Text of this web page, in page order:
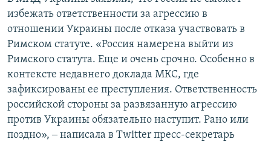
избежать ответственности за агрессию в
отношении Украины после отказа участвовать в
Римском статуте. «Россия намерена выйти из
Римского статута. Еще и очень срочно. Особенно в
контексте недавнего доклада МКС, где
зафиксированы ее преступления. Ответственность
российской стороны за развязанную агрессию
против Украины обязательно наступит. Рано или
поздно», ‒ написала в Twitter пресс-секретарь